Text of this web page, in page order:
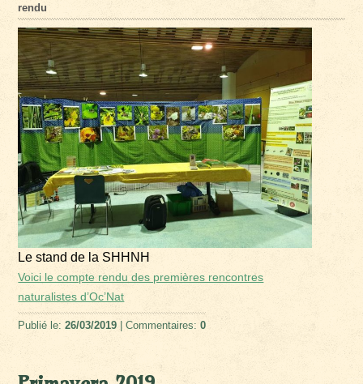
rendu
Le stand de la SHHNH
Voici le compte rendu des premières rencontres
naturalistes d’Oc’Nat
Publié le:26/03/2019 | Commentaires:0